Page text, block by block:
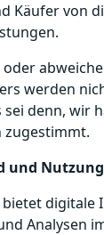
Käufer von
werden
denn, wir
zugestimmt.
und
digitale
Analysen